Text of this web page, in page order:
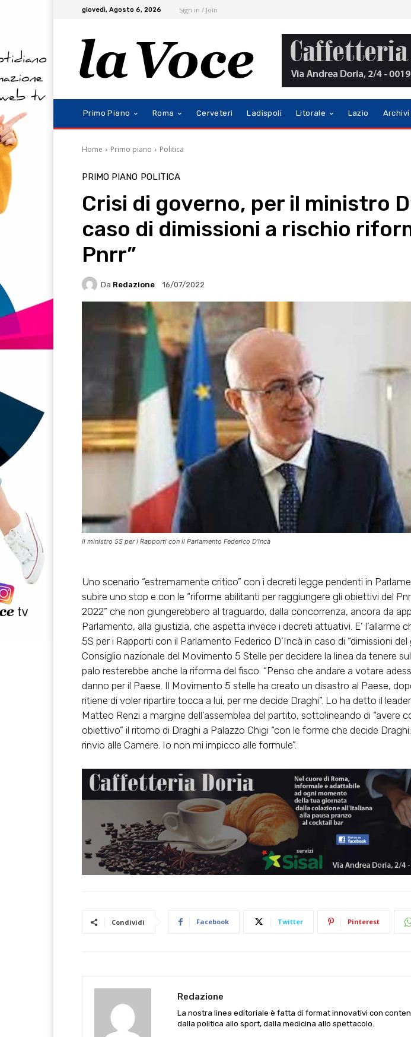
giovedì, Agosto 6, 2026 Sign in / Join
Primo Piano Roma Cerveteri Ladispoli Litorale Lazio Archivi
Home Primo piano Politica
PRIMO PIANO POLITICA
Crisi di governo, per il ministro
caso di dimissioni a rischio
Pnrr”
Da Redazione 16/07/2022
Il ministro 5S per i Rapporti con il Parlamento Federico D'Incà
Uno scenario “estremamente critico” con i decreti legge pendenti in
subire uno stop e con le “riforme abilitanti per raggiungere gli obiettivi del
2022” che non giungerebbero al traguardo, dalla concorrenza, ancora da
Parlamento, alla giustizia, che aspetta invece i decreti attuativi. E’ l’allarme
5S per i Rapporti con il Parlamento Federico D’Incà in caso di “dimissioni
Consiglio nazionale del Movimento 5 Stelle per decidere la linea da tenere
palo resterebbe anche la riforma del fisco. “Penso che andare a votare
danno per il Paese. Il Movimento 5 stelle ha creato un disastro al Paese,
ritiene di voler ripartire tocca a lui, per me decide Draghi”. Lo ha detto il
Matteo Renzi a margine dell’assemblea del partito, sottolineando di “avere
obiettivo” il ritorno di Draghi a Palazzo Chigi “con le forme che decide
rinvio alle Camere. Io non mi impicco alle formule”.
Condividi Facebook Twitter Pinterest
Redazione
La nostra linea editoriale è fatta di format innovativi con
dalla politica allo sport, dalla medicina allo spettacolo.